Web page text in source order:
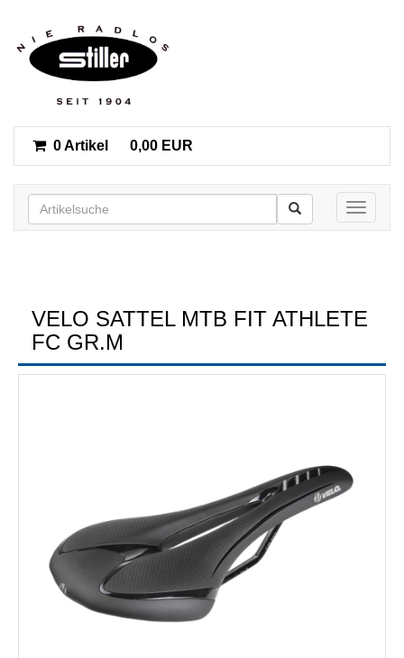
0 Artikel 0,00 EUR
Toggle
VELO SATTEL MTB FIT ATHLETE
FC GR.M